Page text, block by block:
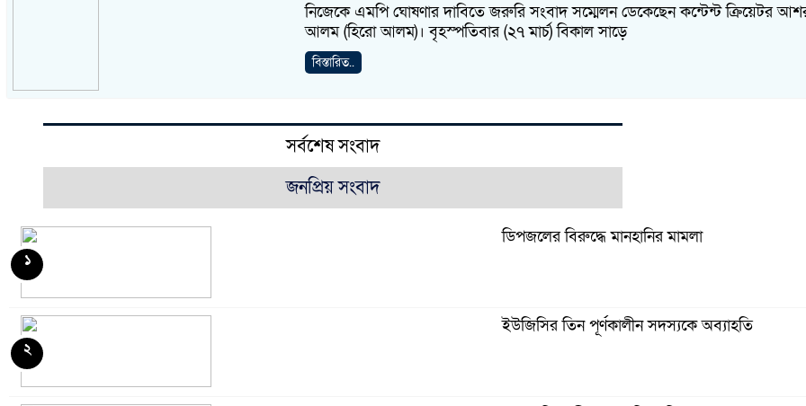
নিজেকে এমপি ঘোষণার দাবিতে জরুরি সংবাদ সম্মেলন ডেকেছেন কন্টেন্ট ক্রিয়েটর
আলম (হিরো আলম)। বৃহস্পতিবার (২৭ মার্চ) বিকাল সাড়ে
বিস্তারিত..
সর্বশেষ সংবাদ
জনপ্রিয় সংবাদ
ডিপজলের বিরুদ্ধে মানহানির মামলা
১
ইউজিসির তিন পূর্ণকালীন সদস্যকে অব্যাহতি
২